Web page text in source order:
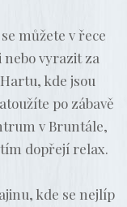
můžete v řece
vyrazit za
kde jsou
po zábavě
v Bruntále,
dopřejí relax.
kde se nejlíp